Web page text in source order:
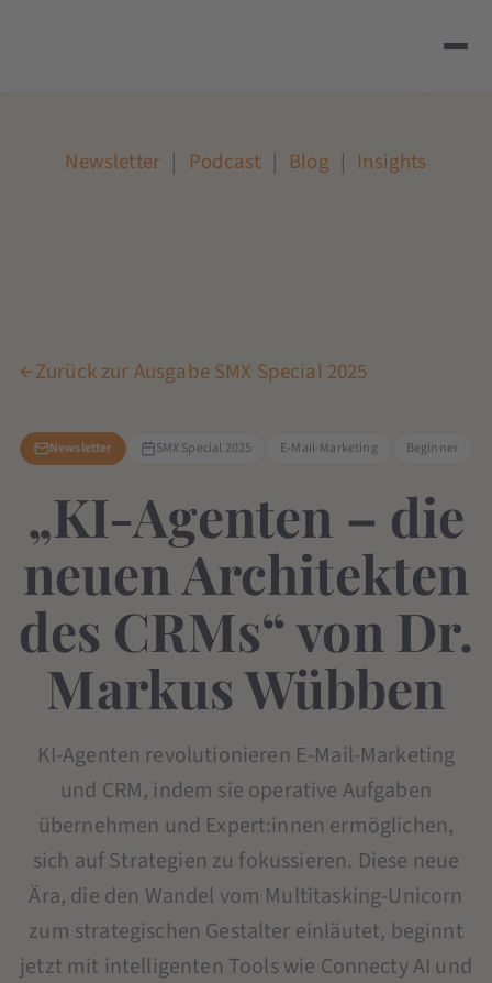
Newsletter | Podcast | Blog | Insights
Zurück zur Ausgabe SMX Special 2025
Newsletter SMX Special 2025 E-Mail-Marketing Beginner
„KI-Agenten – die
neuen Architekten
des CRMs“ von Dr.
Markus Wübben
KI-Agenten revolutionieren E-Mail-Marketing
und CRM, indem sie operative Aufgaben
übernehmen und Expert:innen ermöglichen,
sich auf Strategien zu fokussieren. Diese neue
Ära, die den Wandel vom Multitasking-Unicorn
zum strategischen Gestalter einläutet, beginnt
jetzt mit intelligenten Tools wie Connecty AI und